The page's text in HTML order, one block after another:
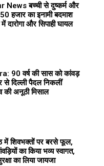
बच्ची से दुष्कर्म और
हजार का इनामी बदमाश
दारोगा और सिपाही घायल
90 वर्ष की सास को कांवड़
से दिल्ली पैदल निकलीं
की अनूठी मिसाल
शिवभक्तों पर बरसे फूल,
का किया भव्य स्वागत,
का लिया जायजा